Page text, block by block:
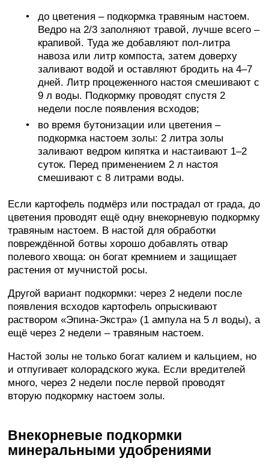
до цветения – подкормка травяным настоем.
Ведро на 2/3 заполняют травой, лучше всего –
крапивой. Туда же добавляют пол-литра
навоза или литр компоста, затем доверху
заливают водой и оставляют бродить на 4–7
дней. Литр процеженного настоя смешивают с
9 л воды. Подкормку проводят спустя 2
недели после появления всходов;
во время бутонизации или цветения –
подкормка настоем золы: 2 литра золы
заливают ведром кипятка и настаивают 1–2
суток. Перед применением 2 л настоя
смешивают с 8 литрами воды.
Если картофель подмёрз или пострадал от града, до
цветения проводят ещё одну внекорневую подкормку
травяным настоем. В настой для обработки
повреждённой ботвы хорошо добавлять отвар
полевого хвоща: он богат кремнием и защищает
растения от мучнистой росы.
Другой вариант подкормки: через 2 недели после
появления всходов картофель опрыскивают
раствором «Эпина-Экстра» (1 ампула на 5 л воды), а
ещё через 2 недели – травяным настоем.
Настой золы не только богат калием и кальцием, но
и отпугивает колорадского жука. Если вредителей
много, через 2 недели после первой проводят
вторую подкормку настоем золы.
Внекорневые подкормки
минеральными удобрениями